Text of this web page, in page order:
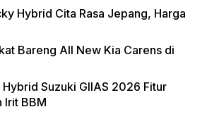
Hybrid Cita Rasa Jepang, Harga
Bareng All New Kia Carens di
Suzuki GIIAS 2026 Fitur
Irit BBM